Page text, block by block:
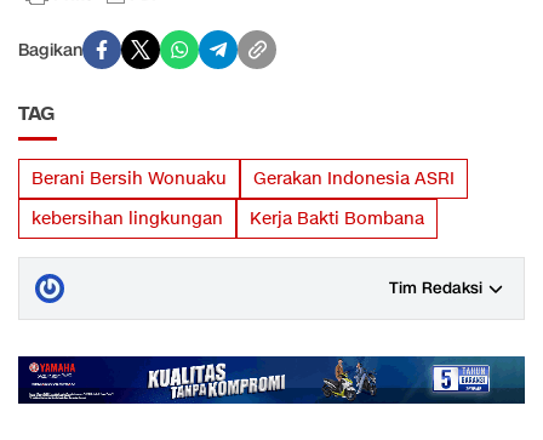
Bagikan
TAG
Berani Bersih Wonuaku
Gerakan Indonesia ASRI
kebersihan lingkungan
Kerja Bakti Bombana
Tim Redaksi